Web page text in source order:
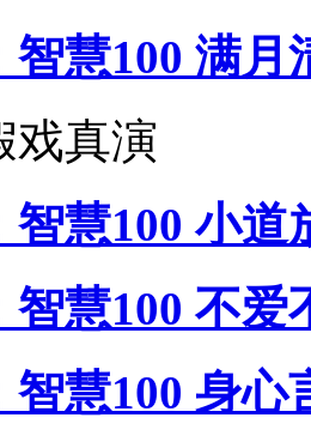
智慧100 满月
戏真演
智慧100 小道
智慧100 不爱
智慧100 身心